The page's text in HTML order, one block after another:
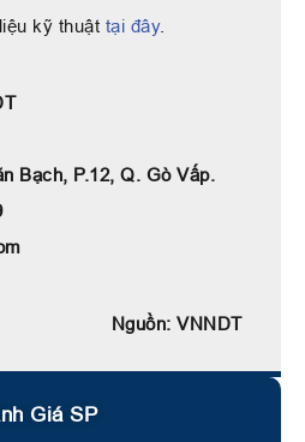
kỹ thuật tại đây.
Bạch, P.12, Q. Gò Vấp.
Nguồn: VNNDT
Giá SP